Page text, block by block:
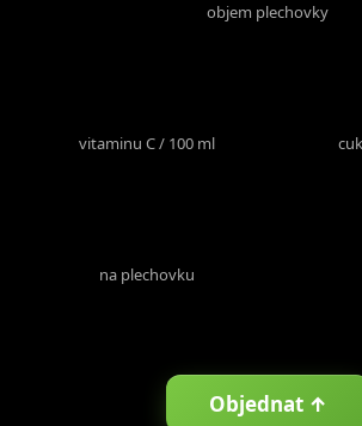
objem plechovky
vitaminu C / 100 ml
na plechovku
Objednat ↑